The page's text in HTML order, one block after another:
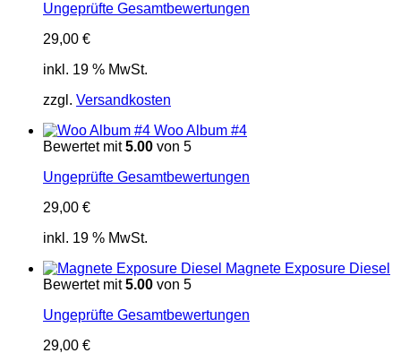
Ungeprüfte Gesamtbewertungen
29,00 €
inkl. 19 % MwSt.
zzgl. Versandkosten
Woo Album #4
Bewertet mit5.00 von 5
Ungeprüfte Gesamtbewertungen
29,00 €
inkl. 19 % MwSt.
Magnete Exposure Diesel
Bewertet mit5.00 von 5
Ungeprüfte Gesamtbewertungen
29,00 €